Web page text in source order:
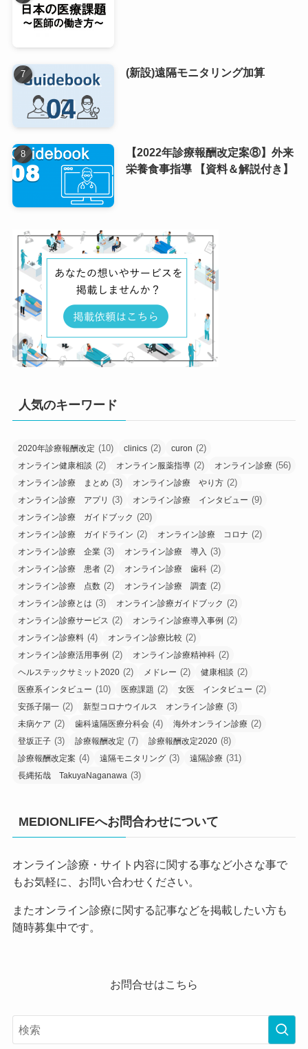
(新設)遠隔モニタリング加算
【2022年診療報酬改定案⑧】外来
栄養食事指導 【資料＆解説付き】
人気のキーワード
2020年診療報酬改定 (10) clinics (2) curon (2)
オンライン健康相談 (2) オンライン服薬指導 (2) オンライン診療 (56)
オンライン診療 まとめ (3) オンライン診療 やり方 (2)
オンライン診療 アプリ (3) オンライン診療 インタビュー (9)
オンライン診療 ガイドブック (20)
オンライン診療 ガイドライン (2) オンライン診療 コロナ (2)
オンライン診療 企業 (3) オンライン診療 導入 (3)
オンライン診療 患者 (2) オンライン診療 歯科 (2)
オンライン診療 点数 (2) オンライン診療 調査 (2)
オンライン診療とは (3) オンライン診療ガイドブック (2)
オンライン診療サービス (2) オンライン診療導入事例 (2)
オンライン診療料 (4) オンライン診療比較 (2)
オンライン診療活用事例 (2) オンライン診療精神科 (2)
ヘルステックサミット2020 (2) メドレー (2) 健康相談 (2)
医療系インタビュー (10) 医療課題 (2) 女医 インタビュー (2)
安孫子陽一 (2) 新型コロナウイルス オンライン診療 (3)
未病ケア (2) 歯科遠隔医療分科会 (4) 海外オンライン診療 (2)
登坂正子 (3) 診療報酬改定 (7) 診療報酬改定2020 (8)
診療報酬改定案 (4) 遠隔モニタリング (3) 遠隔診療 (31)
長縄拓哉 TakuyaNaganawa (3)
MEDIONLIFEへお問合わせについて
オンライン診療・サイト内容に関する事など小さな事で
もお気軽に、お問い合わせください。
またオンライン診療に関する記事などを掲載したい方も
随時募集中です。
お問合せはこちら